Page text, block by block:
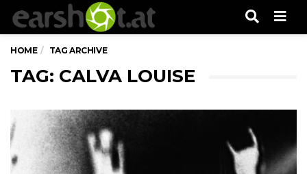
HOME TAG ARCHIVE
TAG: CALVA LOUISE